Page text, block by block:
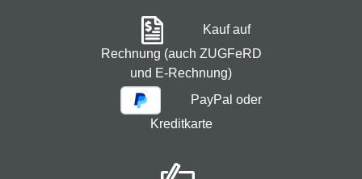
Kauf auf
Rechnung (auch ZUGFeRD
und E-Rechnung)
PayPal oder
Kreditkarte